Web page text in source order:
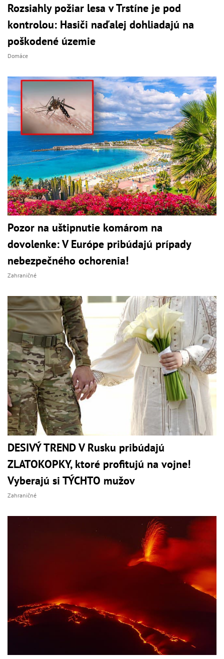
Rozsiahly požiar lesa v Trstíne je pod
kontrolou: Hasiči naďalej dohliadajú na
poškodené územie
Domáce
Pozor na uštipnutie komárom na
dovolenke: V Európe pribúdajú prípady
nebezpečného ochorenia!
Zahraničné
DESIVÝ TREND V Rusku pribúdajú
ZLATOKOPKY, ktoré profitujú na vojne!
Vyberajú si TÝCHTO mužov
Zahraničné